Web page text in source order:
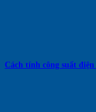
Cách tính công suất